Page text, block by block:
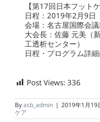
【第17回日本フット
日程：2019年2月9日
会場：名古屋国際会
大会長：佐藤 元美（
工透析センター）
日程・プログラム詳
Post Views: 336
Byasb_admin | 2019年1月19
ケア